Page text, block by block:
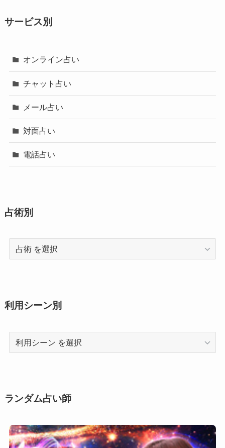
サービス別
オンライン占い
チャット占い
メール占い
対面占い
電話占い
占術別
術
利用シーン別
利
用
ン
ランダム占い師